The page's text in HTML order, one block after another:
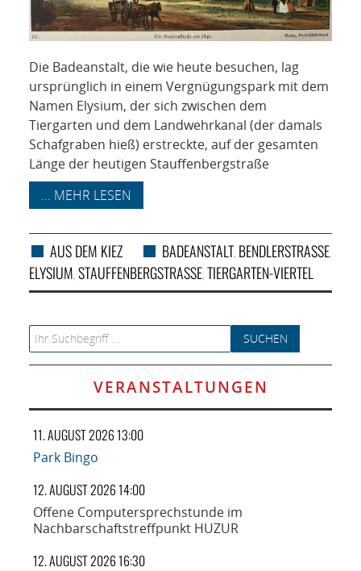
Die Badeanstalt, die wie heute besuchen, lag
ursprünglich in einem Vergnügungspark mit dem
Namen Elysium, der sich zwischen dem
Tiergarten und dem Landwehrkanal (der damals
Schafgraben hieß) erstreckte, auf der gesamten
Länge der heutigen Stauffenbergstraße
... MEHR LESEN
AUS DEM KIEZ BADEANSTALT, BENDLERSTRASSE ,
ELYSIUM,STAUFFENBERGSTRASSE ,TIERGARTEN-VIERTEL
Search for:
VERANSTALTUNGEN
11. AUGUST 2026 13:00
Park Bingo
12. AUGUST 2026 14:00
Offene Computersprechstunde im
Nachbarschaftstreffpunkt HUZUR
12. AUGUST 2026 16:30